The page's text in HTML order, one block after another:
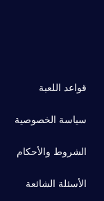
قواعد اللعبة
سياسة الخصوصية
الشروط والأحكام
الأسئلة الشائعة